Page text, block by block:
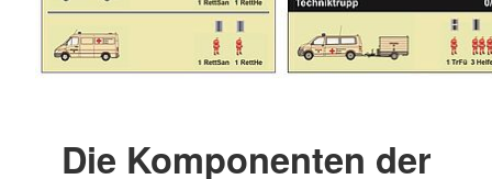
Die Komponenten der